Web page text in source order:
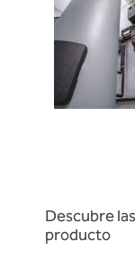
Descubre
producto